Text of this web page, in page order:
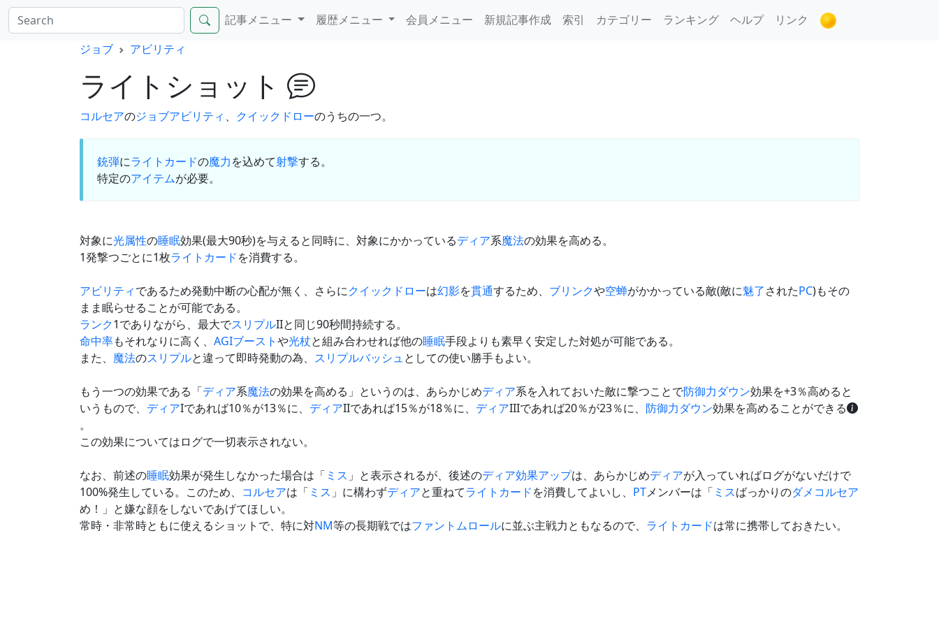
記事メニュー 履歴メニュー 会員メニュー 新規記事作成 索引 カテゴリー ランキング ヘルプ
リンク
ジョブ
アビリティ
ライトショット
コルセアのジョブアビリティ 、 クイックドローのうちの一つ。
銃弾にライトカードの魔力を込めて射撃する。
特定のアイテムが必要。
対象に光属性の睡眠効果(最大90秒)を与えると同時に、対象にかかっているディア系魔法の効果を高める。
1発撃つごとに1枚ライトカードを消費する。
アビリティであるため発動中断の心配が無く、さらにクイックドローは幻影を貫通するため、 ブリンクや空蝉がかかっている敵(敵に魅了されたPC)もその
まま眠らせることが可能である。
ランク1でありながら、最大でスリプルIIと同じ90秒間持続する。
命中率もそれなりに高く、 AGIブーストや光杖と組み合わせれば他の睡眠手段よりも素早く安定した対処が可能である。
また、 魔法のスリプルと違って即時発動の為、 スリプルバッシュとしての使い勝手もよい。
もう一つの効果である「ディア系魔法の効果を高める」というのは、あらかじめディア系を入れておいた敵に撃つことで防御力ダウン効果を+3％高めると
いうもので、 ディアIであれば10％が13％に、 ディアIIであれば15％が18％に、 ディアIIIであれば20％が23％に、 防御力ダウン効果を高めることができる
。
この効果についてはログで一切表示されない。
なお、前述の睡眠効果が発生しなかった場合は「 ミス 」と表示されるが、後述のディア効果アップは、あらかじめディアが入っていればログがないだけで
100%発生している。このため、 コルセアは「 ミス 」に構わずディアと重ねてライトカードを消費してよいし、 PTメンバーは「 ミスばっかりのダメ コルセア
め！」と嫌な顔をしないであげてほしい。
常時・非常時ともに使えるショットで、特に対NM等の長期戦ではファントムロールに並ぶ主戦力ともなるので、 ライトカードは常に携帯しておきたい。